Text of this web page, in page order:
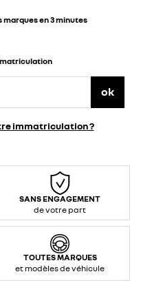
en 3 minutes
ok
immatriculation ?
SANS ENGAGEMENT
de votre part
TOUTES MARQUES
et modèles de véhicule